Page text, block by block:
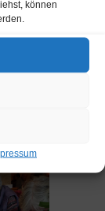
können